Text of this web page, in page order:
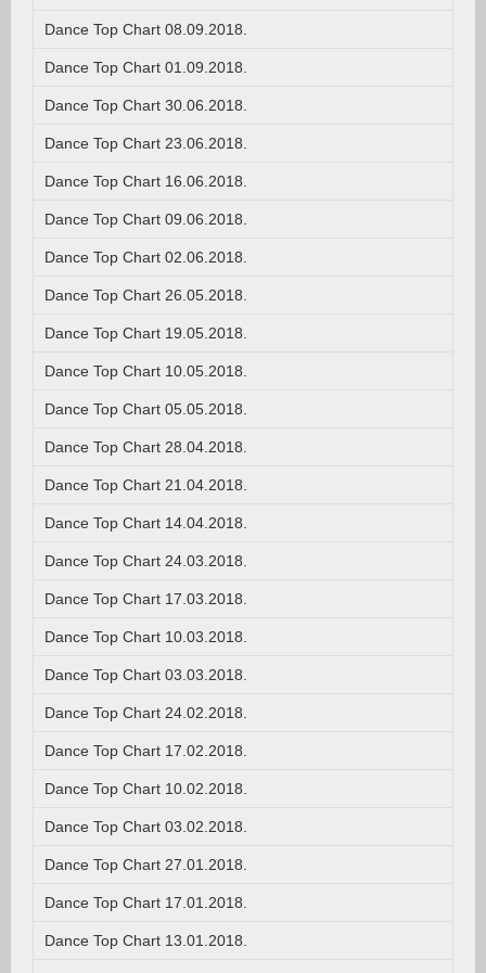
Dance Top Chart 08.09.2018.
Dance Top Chart 01.09.2018.
Dance Top Chart 30.06.2018.
Dance Top Chart 23.06.2018.
Dance Top Chart 16.06.2018.
Dance Top Chart 09.06.2018.
Dance Top Chart 02.06.2018.
Dance Top Chart 26.05.2018.
Dance Top Chart 19.05.2018.
Dance Top Chart 10.05.2018.
Dance Top Chart 05.05.2018.
Dance Top Chart 28.04.2018.
Dance Top Chart 21.04.2018.
Dance Top Chart 14.04.2018.
Dance Top Chart 24.03.2018.
Dance Top Chart 17.03.2018.
Dance Top Chart 10.03.2018.
Dance Top Chart 03.03.2018.
Dance Top Chart 24.02.2018.
Dance Top Chart 17.02.2018.
Dance Top Chart 10.02.2018.
Dance Top Chart 03.02.2018.
Dance Top Chart 27.01.2018.
Dance Top Chart 17.01.2018.
Dance Top Chart 13.01.2018.